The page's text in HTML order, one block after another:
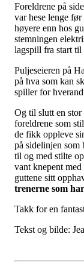
Foreldrene på
var hese lenge
høyere enn hos
stemningen
lagspill fra start til
Puljeseieren på
på hva som kan
spiller for
Og til slutt en
foreldrene som
de fikk oppleve
på sidelinjen som
til og med stilte
vant knepent
guttene sitt
trenerne som
Takk for en
Tekst og bilde: